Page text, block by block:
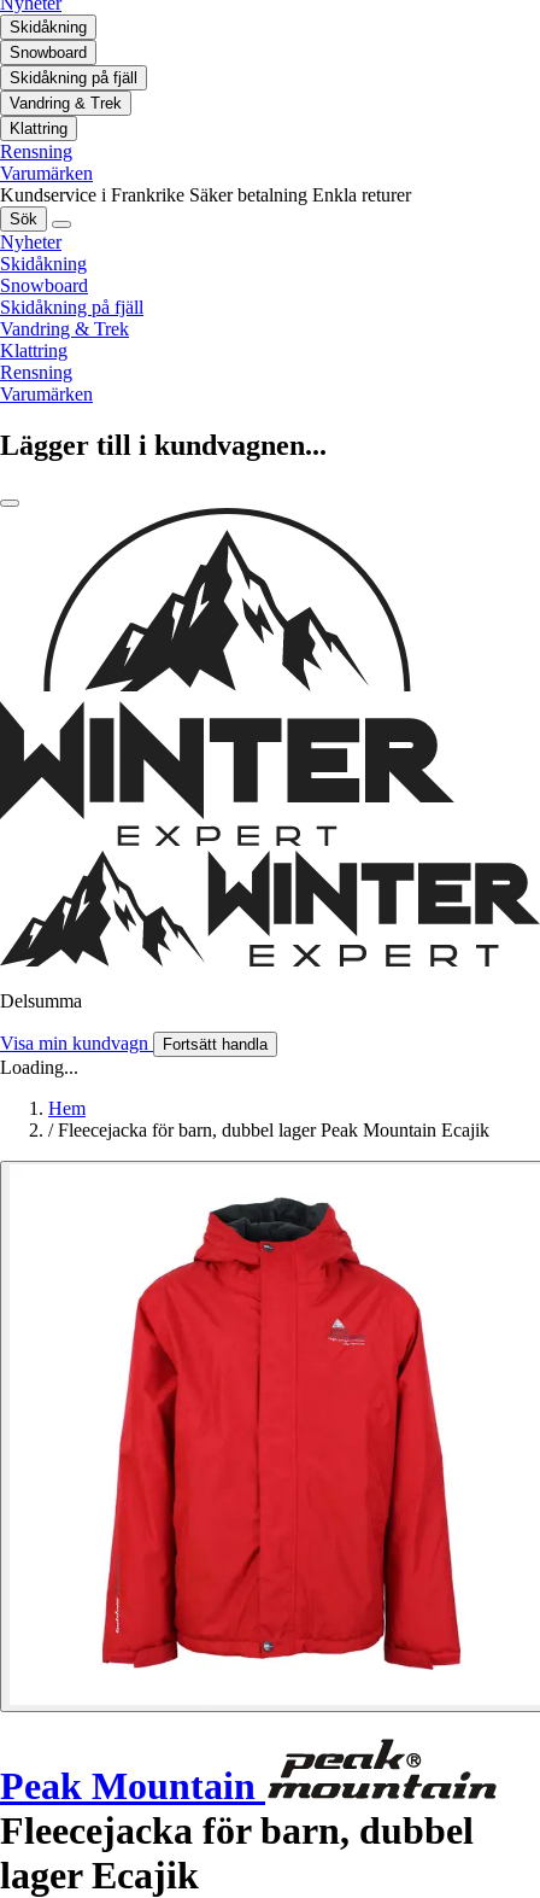
Skidåkning
Snowboard
Skidåkning på fjäll
Vandring & Trek
Klattring
Rensning
Varumärken
Kundservice i Frankrike Säker betalning Enkla returer
Sök
Nyheter
Skidåkning
Snowboard
Skidåkning på fjäll
Vandring & Trek
Klattring
Rensning
Varumärken
Lägger till i kundvagnen...
Delsumma
Visa min kundvagn Fortsätt handla
Loading...
Hem
/ Fleecejacka för barn, dubbel lager Peak Mountain Ecajik
Peak Mountain
Fleecejacka för barn, dubbel
lager Ecajik